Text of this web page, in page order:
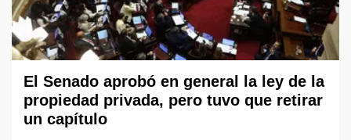
El Senado aprobó en general la ley de la
propiedad privada, pero tuvo que retirar
un capítulo